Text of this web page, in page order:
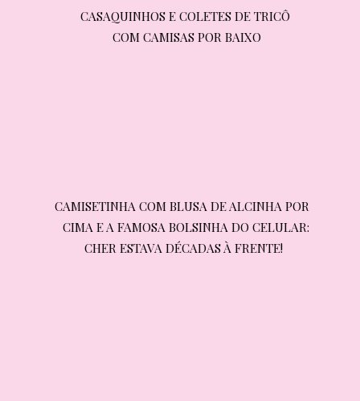
CASAQUINHOS E COLETES DE TRICÔ
COM CAMISAS POR BAIXO
CASAQUINHOS E COLETES DE TRICÔ
COM CAMISAS POR BAIXO
CAMISETINHA COM BLUSA DE ALCINHA POR
CIMA E A FAMOSA BOLSINHA DO CELULAR:
CHER ESTAVA DÉCADAS À FRENTE!
CAMISETINHA COM BLUSA DE ALCINHA POR
CIMA E A FAMOSA BOLSINHA DO CELULAR:
CHER ESTAVA DÉCADAS À FRENTE!